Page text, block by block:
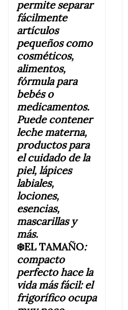
permite separar
fácilmente
artículos
pequeños como
cosméticos,
alimentos,
fórmula para
bebés o
medicamentos.
Puede contener
leche materna,
productos para
el cuidado de la
piel, lápices
labiales,
lociones,
esencias,
mascarillas y
más.
❄️EL TAMAÑO:
compacto
perfecto hace la
vida más fácil: el
frigorífico ocupa